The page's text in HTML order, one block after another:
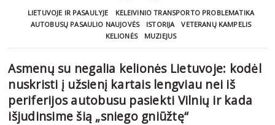
LIETUVOJE IR PASAULYJE
KELEIVINIO TRANSPORTO PROBLEMATIKA
AUTOBUSŲ PASAULIO NAUJOVĖS
ISTORIJA
VETERANŲ KAMPELIS
KELIONĖS
MUZIEJUS
Asmenų su negalia kelionės Lietuvoje: kodėl
nuskristi į užsienį kartais lengviau nei iš
periferijos autobusu pasiekti Vilnių ir kada
išjudinsime šią „sniego gniūžtę“